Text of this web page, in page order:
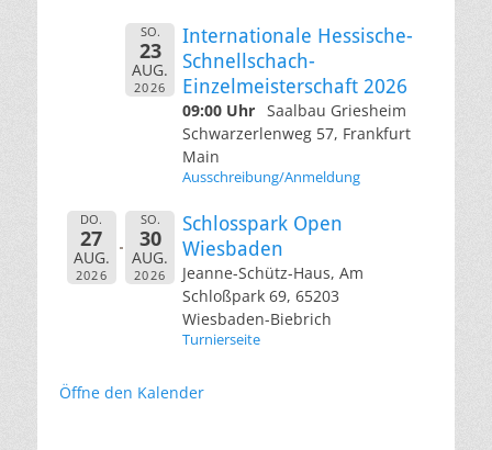
SO.
23
AUG.
2026
Internationale Hessische-
Schnellschach-
Einzelmeisterschaft 2026
09:00 Uhr Saalbau Griesheim
Schwarzerlenweg 57, Frankfurt
Main
Ausschreibung/Anmeldung
DO.
27
AUG.
2026
SO.
30
AUG.
2026
Schlosspark Open
Wiesbaden
Jeanne-Schütz-Haus, Am
Schloßpark 69, 65203
Wiesbaden-Biebrich
Turnierseite
Öffne den Kalender